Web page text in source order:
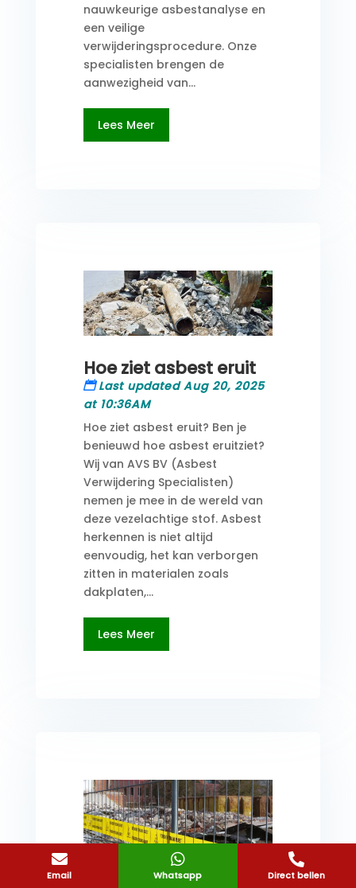
nauwkeurige asbestanalyse en
een veilige
verwijderingsprocedure. Onze
specialisten brengen de
aanwezigheid van...
Lees Meer
Hoe ziet asbest eruit
Last updated Aug 20, 2025
at 10:36AM
Hoe ziet asbest eruit? Ben je
benieuwd hoe asbest eruitziet?
Wij van AVS BV (Asbest
Verwijdering Specialisten)
nemen je mee in de wereld van
deze vezelachtige stof. Asbest
herkennen is niet altijd
eenvoudig, het kan verborgen
zitten in materialen zoals
dakplaten,...
Lees Meer
Hoe werkt asbest

Email

Whatsapp

Direct bellen